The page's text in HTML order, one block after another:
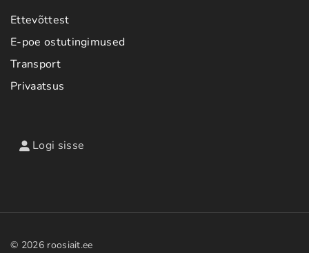
Ettevõttest
E-poe ostutingimused
Transport
Privaatsus
Logi sisse
© 2026roosiait.ee